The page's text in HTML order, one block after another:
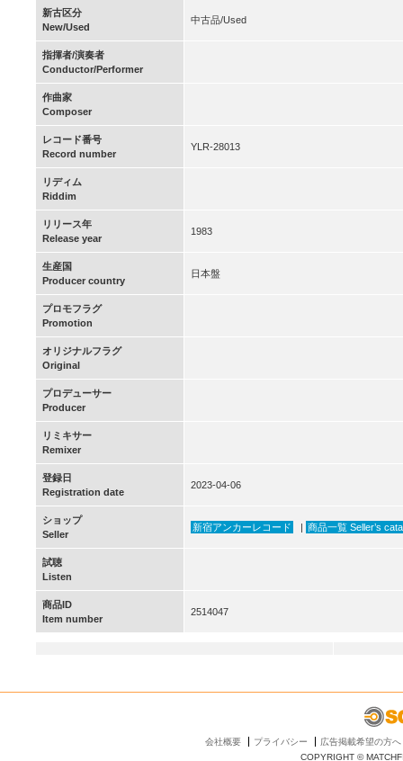
新古区分
New/Used
中古品/Used
指揮者/演奏者
Conductor/Performer
作曲家
Composer
レコード番号
Record number
YLR-28013
リディム
Riddim
リリース年
Release year
1983
生産国
Producer country
日本盤
プロモフラグ
Promotion
オリジナルフラグ
Original
プロデューサー
Producer
リミキサー
Remixer
登録日
Registration date
2023-04-06
ショップ
Seller
新宿アンカーレコード | 商品一覧 Seller’s
試聴
Listen
商品ID
Item number
2514047
会社概要 プライバシー
広告掲載希望の方へ
COPYRIGHT ©